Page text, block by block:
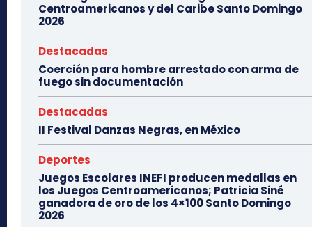
Centroamericanos y del Caribe Santo Domingo
2026
Destacadas
Coerción para hombre arrestado con arma de
fuego sin documentación
Destacadas
II Festival Danzas Negras, en México
Deportes
Juegos Escolares INEFI producen medallas en
los Juegos Centroamericanos; Patricia Siné
ganadora de oro de los 4×100 Santo Domingo
2026